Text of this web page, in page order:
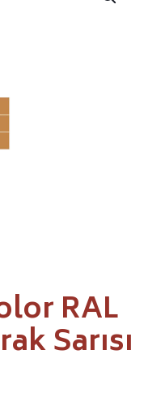
RAL
Sarısı